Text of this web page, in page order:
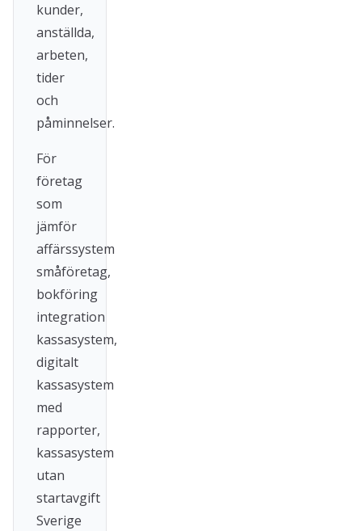
kunder,
anställda,
arbeten,
tider
och
påminnelser.
För
företag
som
jämför
affärssystem
småföretag,
bokföring
integration
kassasystem,
digitalt
kassasystem
med
rapporter,
kassasystem
utan
startavgift
Sverige